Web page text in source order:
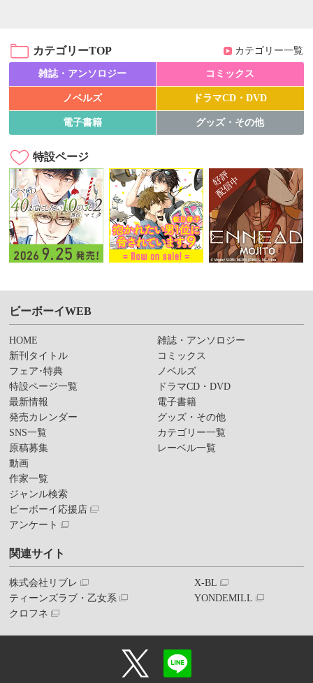
カテゴリーTOP カテゴリー一覧
雑誌・アンソロジー コミックス
ノベルズ ドラマCD・DVD
電子書籍 グッズ・その他
特設ページ
ビーボーイWEB
HOME
新刊タイトル
フェア･特典
特設ページ一覧
最新情報
発売カレンダー
SNS一覧
原稿募集
動画
作家一覧
ジャンル検索
ビーボーイ応援店
アンケート
雑誌・アンソロジー
コミックス
ノベルズ
ドラマCD・DVD
電子書籍
グッズ・その他
カテゴリー一覧
レーベル一覧
関連サイト
株式会社リブレ
ティーンズラブ・乙女系
クロフネ
X-BL
YONDEMILL